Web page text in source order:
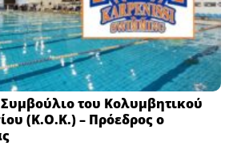
Συμβούλιο του Κολυμβητικού
(Κ.Ο.Κ.) – Πρόεδρος ο